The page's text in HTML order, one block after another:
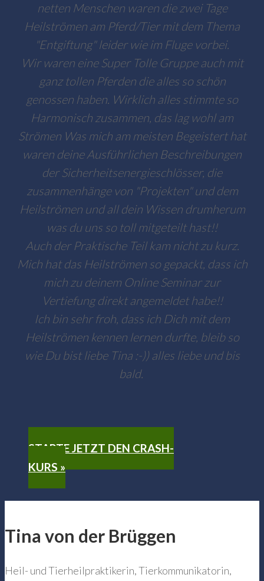
netten Menschen waren die zwei Tage
Heilströmen am Pferd/Tier mit dem Thema
"Entgiftung" leider wie im Fluge vorbei.
Wir waren eine Super Tolle Gruppe auch mit
ganz tollen Pferden die alles so schön
genossen haben. Wirklich alles stimmte so
Harmonisch zusammen, das lag wohl am
Strömen Was mich am meisten Begeistert hat
waren deine Ausführlichen Beschreibungen
der Sicherheitsenergieschlösser, die
zusammenhänge von "Projekten" und dem
Heilströmen und all dein Wissen drumherum
was du uns so toll mitgeteilt hast!!
Auch der Praktische Teil kam nicht zu kurz.
Mich hat das Heilströmen so gepackt, dass ich
mich zu deinem Online Seminar zur
Vertiefung direkt angemeldet habe!!
Ich bin sehr froh, dass ich Dich mit dem
Heilströmen kennen lernen durfte, bleib so
wie Du bist liebe Tina :-)) alles liebe und bis
bald.
STARTE JETZT DEN CRASH-
KURS »
Tina von der Brüggen
Heil- und Tierheilpraktikerin, Tierkommunikatorin,